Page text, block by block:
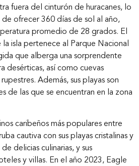
fuera del cinturón de huracanes, lo
ofrecer 360 días de sol al año,
promedio de 28 grados. El
isla pertenece al Parque Nacional
que alberga una sorprendente
desérticas, así como cuevas
Además, sus playas son
de las que se encuentran en la zona
caribeños más populares entre
cautiva con sus playas cristalinas y
delicias culinarias, y sus
y villas. En el año 2023, Eagle